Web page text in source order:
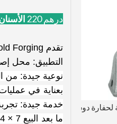
درهم 220
تقدم Gold Forging نقطة أسنان مزورة DH220 لحفارة Doosan ، ذات نوعية جيدة مع وقت تسليم سريع.
التطبيق: محل
نوعية جيدة: من
بعناية في
ما بعد البيع 7 × 24 ساعة